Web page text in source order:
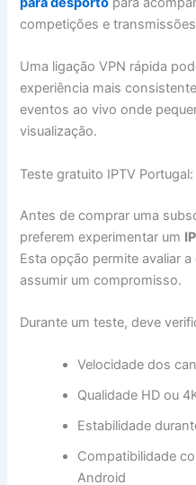
competições e
Uma ligação VPN rápida
experiência mais
eventos ao vivo onde
visualização.
Teste gratuito IPTV
Antes de comprar uma
preferem experimentar um
Esta opção permite avaliar
assumir um compromisso.
Durante um teste, deve
Velocidade dos
Qualidade HD ou
Estabilidade
Compatibilidade
Android